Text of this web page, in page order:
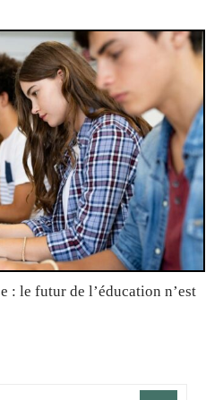
: le futur de l’éducation n’est